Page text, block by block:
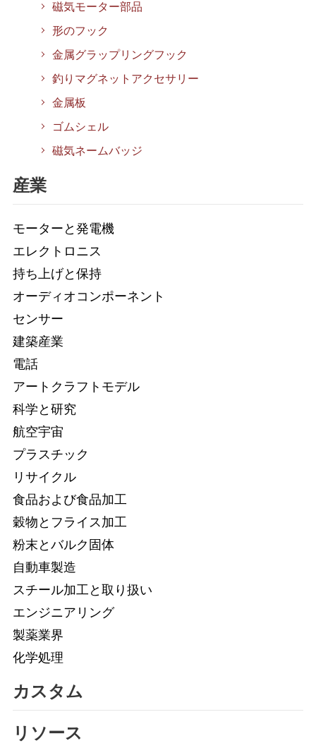
磁気モーター部品
形のフック
金属グラップリングフック
釣りマグネットアクセサリー
金属板
ゴムシェル
磁気ネームバッジ
産業
モーターと発電機
エレクトロニス
持ち上げと保持
オーディオコンポーネント
センサー
建築産業
電話
アートクラフトモデル
科学と研究
航空宇宙
プラスチック
リサイクル
食品および食品加工
穀物とフライス加工
粉末とバルク固体
自動車製造
スチール加工と取り扱い
エンジニアリング
製薬業界
化学処理
カスタム
リソース